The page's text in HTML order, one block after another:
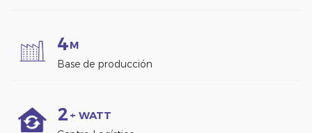
4M
Base de producción
2 + WATT